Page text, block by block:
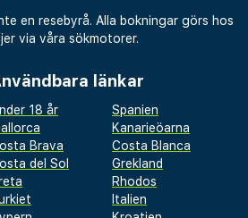
en resebyrå. Alla bokningar görs hos
via våra sökmotorer.
länkar
18 år
Spanien
Kanarieöarna
Brava
Costa Blanca
del Sol
Grekland
Rhodos
Italien